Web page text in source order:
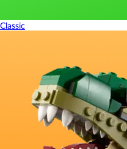
Classic